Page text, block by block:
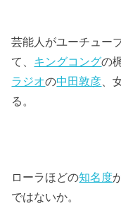
芸能人がユーチュー
て、 キングコングの
ラジオの中田敦彦 、
る。
ローラほどの知名度
ではないか。